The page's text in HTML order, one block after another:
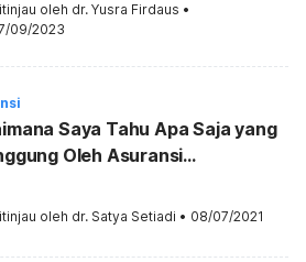
oleh dr. Yusra Firdaus •
09/2023
Saya Tahu Apa Saja yang
Oleh Asuransi
oleh dr. Satya Setiadi • 08/07/2021